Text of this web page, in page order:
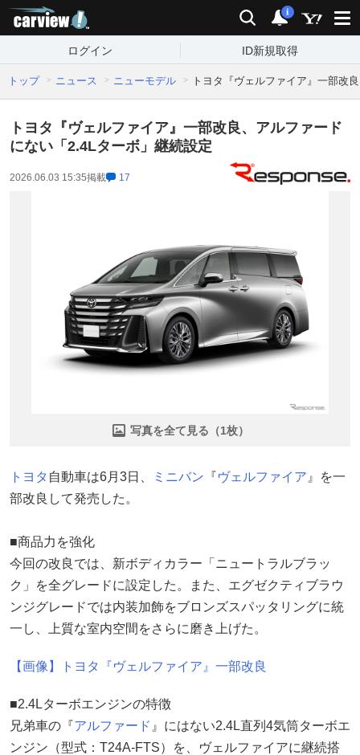
検索 通知
i
ログイン ID新規取得
トップ ニュース ニューモデル トヨタ『ヴェルファイア』一部改
トヨタ『ヴェルファイア』一部改良、アルファード
にない「2.4Lターボ」継続設定
2026.06.03 15:35掲載 17
写真を全て見る（1枚）
トヨタ 自動車は6月3日、 ミニバン 『ヴェルファイア 』を一
部改良して発売した。
■商品力を強化
今回の改良では、新ボディカラー「ニュートラルブラッ
ク」を全グレードに設定した。また、エグゼクティブラウ
ンジグレードでは内装加飾をブロンズスパッタリングに統
一し、上質な室内空間をさらに磨き上げた。
【画像】トヨタ『ヴェルファイア』一部改良
■2.4Lターボエンジンの特徴
兄弟車の『アルファード 』にはない2.4L直列4気筒ターボエ
ンジン（型式：T24A-FTS）を、ヴェルファイアに継続搭